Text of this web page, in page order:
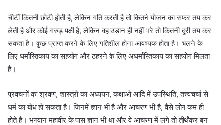
चीटीं कितनी छोटी होती है, लेकिन गति करती है तो कितने योजन का सफर तय कर
लेती है और कोई गरुड़ पक्षी है, लेकिन वह उड़ान ही नहीं भरे तो कितनी दूरी तय कर
सकता है। कुछ प्राप्त करने के लिए गतिशील होना आवश्यक होता है। चलने के
लिए धर्मास्तिकाय का सहयोग और ठहरने के लिए अधर्मास्तिकाय का सहयोग मिलता
है।
प्रवचनों का श्रवण, शास्त्रों का अध्ययन, कक्षाओं आदि में उपस्थिति, तत्त्वचर्चा से
धर्म का बोध हो सकता है। जिनमें ज्ञान भी है और आचरण भी है, वैसे लोग कम ही
होते हैं। भगवान महावीर के पास ज्ञान भी था और वे आचरण में लगे तो तीर्थंकर बन